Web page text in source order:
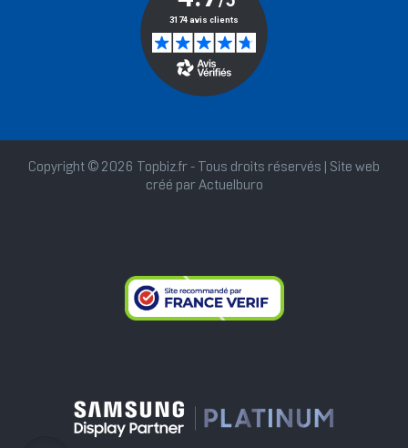
Copyright © 2026 Topbiz.fr - Tous droits réservés | Site web
créé par Actuelburo